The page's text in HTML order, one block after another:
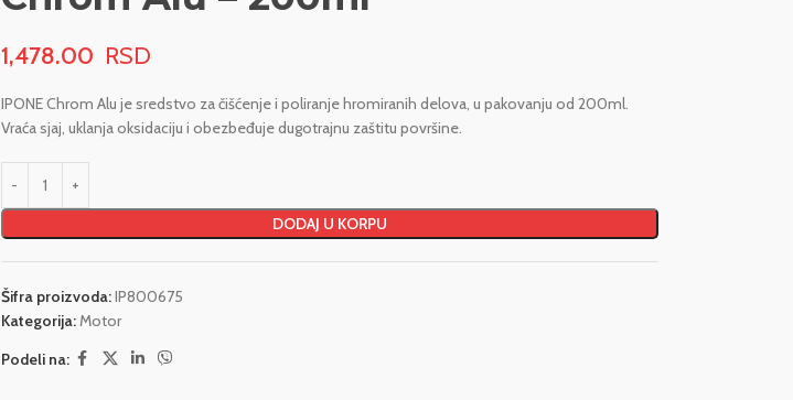
1,478.00
IPONE Chrom Alu je sredstvo za čišćenje i poliranje hromiranih delova, u pakovanju od 200ml.
Vraća sjaj, uklanja oksidaciju i obezbeđuje dugotrajnu zaštitu površine.
DODAJ U KORPU
Šifra proizvoda:IP800675
Kategorija:Motor
Podeli na: